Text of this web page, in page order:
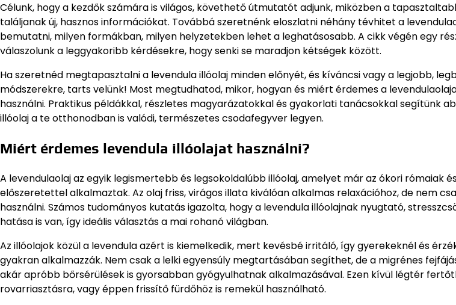
Célunk, hogy a kezdők számára is világos, követhető útmutatót adjunk, miközben a
találjanak új, hasznos információkat. Továbbá szeretnénk eloszlatni néhány tévhitet a
bemutatni, milyen formákban, milyen helyzetekben lehet a leghatásosabb. A cikk végén egy
válaszolunk a leggyakoribb kérdésekre, hogy senki se maradjon kétségek között.
Ha szeretnéd megtapasztalni a levendula illóolaj minden előnyét, és kíváncsi vagy a legjobb,
módszerekre, tarts velünk! Most megtudhatod, mikor, hogyan és miért érdemes a
használni. Praktikus példákkal, részletes magyarázatokkal és gyakorlati tanácsokkal segítünk
illóolaj a te otthonodban is valódi, természetes csodafegyver legyen.
Miért érdemes levendula illóolajat használni?
A levendulaolaj az egyik legismertebb és legsokoldalúbb illóolaj, amelyet már az ókori rómaiak
előszeretettel alkalmaztak. Az olaj friss, virágos illata kiválóan alkalmas relaxációhoz, de nem
használni. Számos tudományos kutatás igazolta, hogy a levendula illóolajnak nyugtató,
hatása is van, így ideális választás a mai rohanó világban.
Az illóolajok közül a levendula azért is kiemelkedik, mert kevésbé irritáló, így gyerekeknél és
gyakran alkalmazzák. Nem csak a lelki egyensúly megtartásában segíthet, de a migrénes
akár apróbb bőrsérülések is gyorsabban gyógyulhatnak alkalmazásával. Ezen kívül légtér
rovarriasztásra, vagy éppen frissítő fürdőhöz is remekül használható.